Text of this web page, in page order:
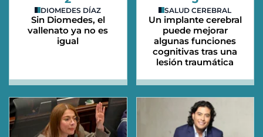
DIOMEDES DÍAZ
Sin Diomedes, el
vallenato ya no es
igual
SALUD CEREBRAL
Un implante cerebral
puede mejorar
algunas funciones
cognitivas tras una
lesión traumática